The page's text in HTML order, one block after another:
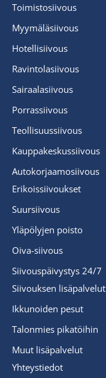
Toimistosiivous
Myymäläsiivous
Hotellisiivous
Ravintolasiivous
Sairaalasiivous
Porrassiivous
Teollisuussiivous
Kauppakeskussiivous
Autokorjaamosiivous
Erikoissiivoukset
Suursiivous
Yläpölyjen poisto
Oiva-siivous
Siivouspäivystys 24/7
Siivouksen lisäpalvelut
Ikkunoiden pesut
Talonmies pikatöihin
Muut lisäpalvelut
Yhteystiedot